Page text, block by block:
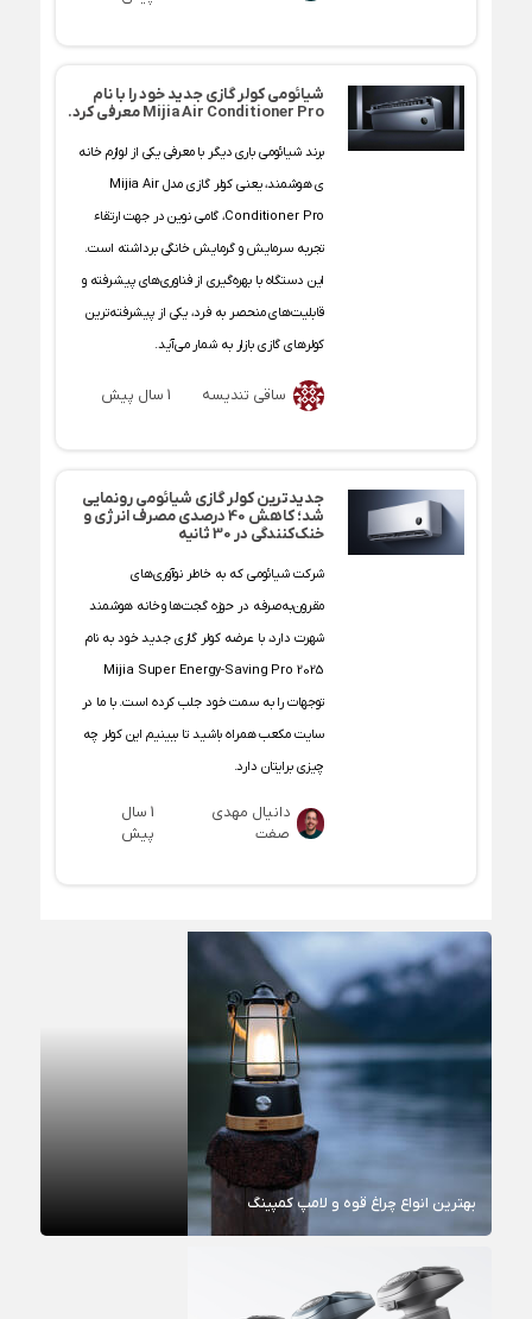
شیائومی کولر گازی جدید خود را با نام
Mijia Air Conditioner Pro معرفی کرد.
برند شیائومی باری دیگر با معرفی یکی از لوازم خانه
ی هوشمند، یعنی کولر گازی مدل Mijia Air
Conditioner Pro، گامی نوین در جهت ارتقاء
تجربه سرمایش و گرمایش خانگی برداشته است.
این دستگاه با بهره‌گیری از فناوری‌های پیشرفته و
قابلیت‌های منحصر به فرد، یکی از پیشرفته‌ترین
کولرهای گازی بازار به شمار می‌آید.
ساقی تندیسه 1 سال پیش
جدیدترین کولر گازی شیائومی رونمایی
شد؛ کاهش 40 درصدی مصرف انرژی و
خنک‌کنندگی در 30 ثانیه
شرکت شیائومی که به خاطر نوآوری‌های
مقرون‌به‌صرفه در حوزه گجت‌ها و خانه هوشمند
شهرت دارد، با عرضه کولر گازی جدید خود به نام
Mijia Super Energy-Saving Pro 2025
توجهات را به سمت خود جلب کرده است. با ما در
سایت مکعب همراه باشید تا ببینیم این کولر چه
چیزی برایتان دارد.
دانیال مهدی
صفت
1 سال
پیش
بهترین انواع چراغ قوه و لامپ کمپینگ